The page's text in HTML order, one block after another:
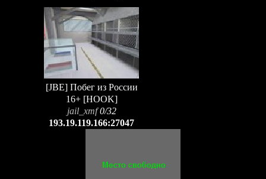
[JBE] Побег из России
16+ [HOOK]
jail_xmf 0/32
193.19.119.166:27047